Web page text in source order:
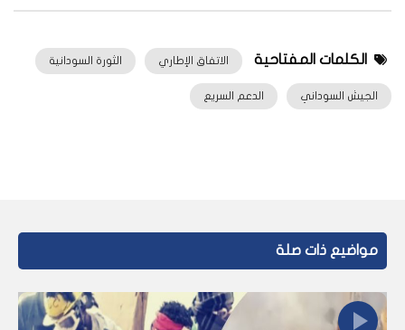
الكلمات المفتاحية الاتفاق الإطاري الثورة السودانية
الجيش السوداني الدعم السريع
مواضيع ذات صلة